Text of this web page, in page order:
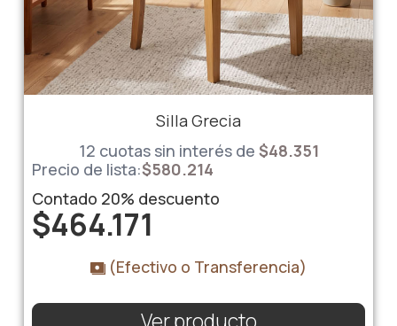
Silla Grecia
12 cuotas sin interés de $48.351
Precio de lista:$580.214
Contado 20% descuento
$464.171
(Efectivo o Transferencia)